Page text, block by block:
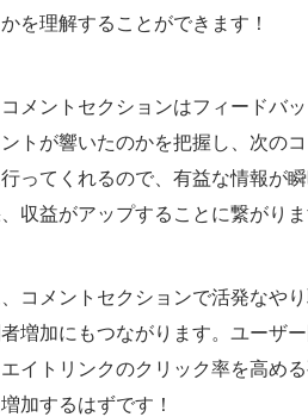
を理解することができます！
メントセクションはフィードバ
トが響いたのかを把握し、次の
ってくれるので、有益な情報が
収益がアップすることに繋がりま
コメントセクションで活発なや
増加にもつながります。ユーザ
イトリンクのクリック率を高め
加するはずです！